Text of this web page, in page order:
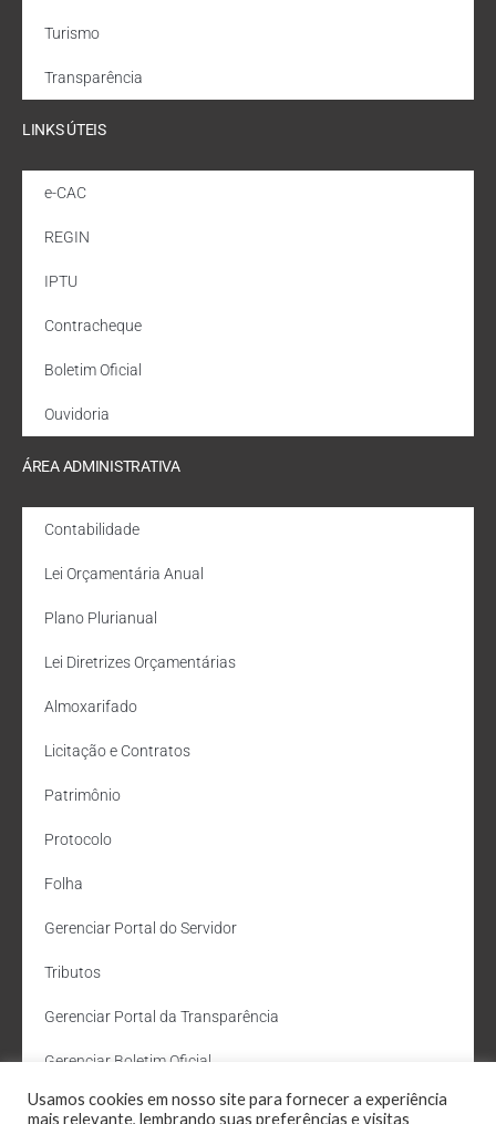
Turismo
Transparência
LINKS ÚTEIS
e-CAC
REGIN
IPTU
Contracheque
Boletim Oficial
Ouvidoria
ÁREA ADMINISTRATIVA
Contabilidade
Lei Orçamentária Anual
Plano Plurianual
Lei Diretrizes Orçamentárias
Almoxarifado
Licitação e Contratos
Patrimônio
Protocolo
Folha
Gerenciar Portal do Servidor
Tributos
Gerenciar Portal da Transparência
Gerenciar Boletim Oficial
Departamento de Água e Esgoto
Usamos cookies em nosso site para fornecer a experiência
mais relevante, lembrando suas preferências e visitas